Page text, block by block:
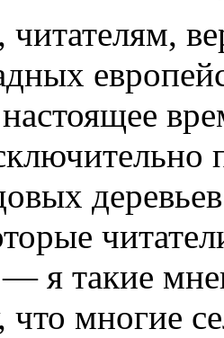
— я такие
многие